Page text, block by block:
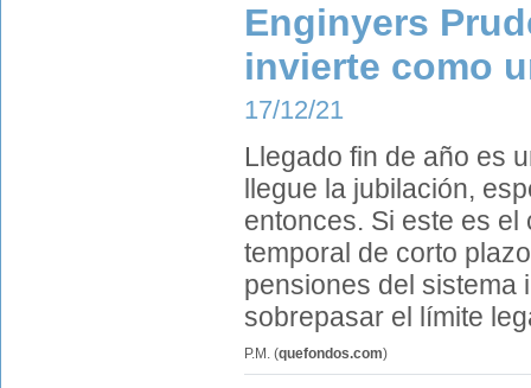
Enginyers
invierte como
17/12/21
Llegado fin de año es
llegue la jubilación,
entonces. Si este es
temporal de corto
pensiones del sistema
sobrepasar el límite
P.M. (quefondos.com)